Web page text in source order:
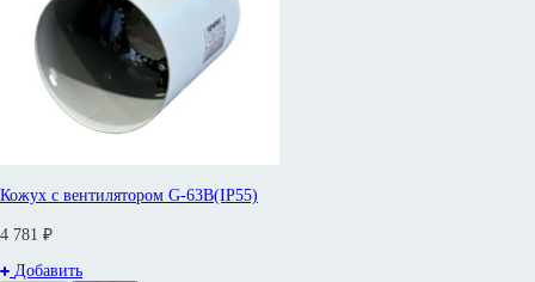
Кожух с вентилятором G-63B(IP55)
4 781 ₽
Добавить